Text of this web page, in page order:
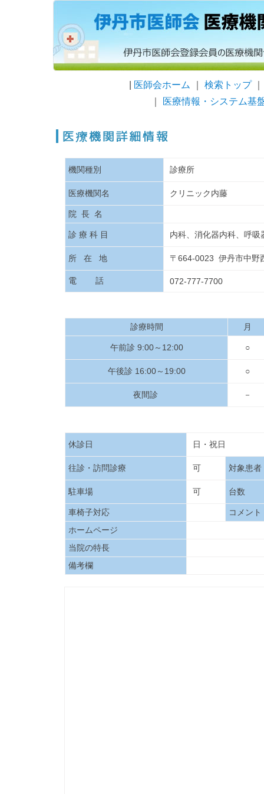
医師会ホーム 検索トップ
医療情報・システム基
機関種別 診療所
医療機関名 クリニック内藤
院 長 名
診 療 科 目 内科、消化器内科、呼吸
所 在 地 〒664-0023 伊丹市中
電 話 072-777-7700
診療時間 月
午前診 9:00～12:00 ○
午後診 16:00～19:00 ○
夜間診 －
休診日 日・祝日
往診・訪問診療 可 対象患者
駐車場 可 台数
車椅子対応
コメント
ホームページ
当院の特長
備考欄